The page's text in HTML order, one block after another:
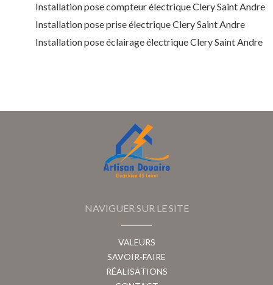
Installation pose compteur électrique Clery Saint Andre
Installation pose prise électrique Clery Saint Andre
Installation pose éclairage électrique Clery Saint Andre
NAVIGUER SUR LE SITE
VALEURS
SAVOIR-FAIRE
RÉALISATIONS